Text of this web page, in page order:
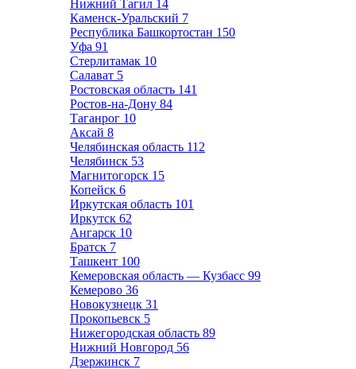
Нижний Тагил 14
Каменск-Уральский 7
Республика Башкортостан 150
Уфа 91
Стерлитамак 10
Салават 5
Ростовская область 141
Ростов-на-Дону 84
Таганрог 10
Аксай 8
Челябинская область 112
Челябинск 53
Магнитогорск 15
Копейск 6
Иркутская область 101
Иркутск 62
Ангарск 10
Братск 7
Ташкент 100
Кемеровская область — Кузбасс 99
Кемерово 36
Новокузнецк 31
Прокопьевск 5
Нижегородская область 89
Нижний Новгород 56
Дзержинск 7